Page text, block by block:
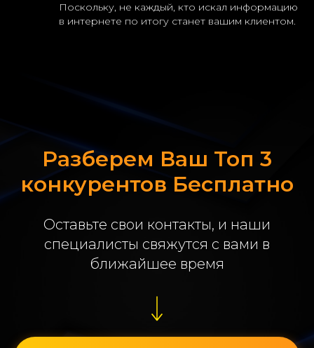
Поскольку, не каждый, кто искал информацию
в интернете по итогу станет вашим клиентом.
Разберем Ваш Топ 3
конкурентов Бесплатно
Оставьте свои контакты, и наши
специалисты свяжутся с вами в
ближайшее время